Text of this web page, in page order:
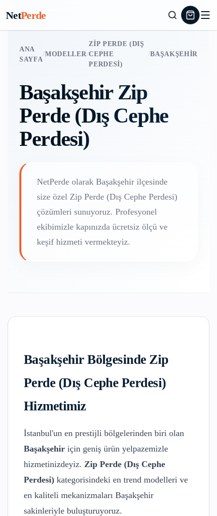
NetPerde
ANA
SAYFA
/MODELLER/
ZIP PERDE (DIŞ
CEPHE
PERDESI)
/BAŞAKŞEHIR
Başakşehir Zip
Perde (Dış Cephe
Perdesi)
NetPerde olarak Başakşehir ilçesinde
size özel Zip Perde (Dış Cephe Perdesi)
çözümleri sunuyoruz. Profesyonel
ekibimizle kapınızda ücretsiz ölçü ve
keşif hizmeti vermekteyiz.
BaşakşehirBölgesinde Zip
Perde (Dış Cephe Perdesi)
Hizmetimiz
İstanbul'un en prestijli bölgelerinden biri olan
Başakşehir için geniş ürün yelpazemizle
hizmetinizdeyiz. Zip Perde (Dış Cephe
Perdesi) kategorisindeki en trend modelleri ve
en kaliteli mekanizmaları Başakşehir
sakinleriyle buluşturuyoruz.